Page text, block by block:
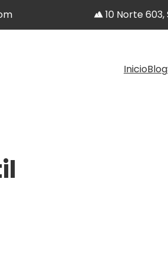
10 Norte 603,
InicioBlog